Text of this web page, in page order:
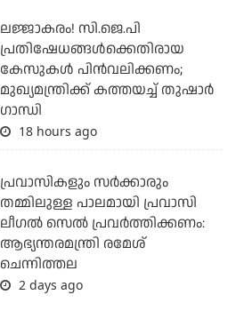
ലജ്ജാകരം! സി.ജെ.പി
പ്രതിഷേധങ്ങള്‍ക്കെതിരായ
കേസുകള്‍ പിന്‍വലിക്കണം;
മുഖ്യമന്ത്രിക്ക് കത്തയച്ച് തുഷാര്‍
ഗാന്ധി
18 hours ago
പ്രവാസികളും സര്‍ക്കാരും
തമ്മിലുള്ള പാലമായി പ്രവാസി
ലീഗല്‍ സെല്‍ പ്രവര്‍ത്തിക്കണം:
ആഭ്യന്തരമന്ത്രി രമേശ്
ചെന്നിത്തല
2 days ago